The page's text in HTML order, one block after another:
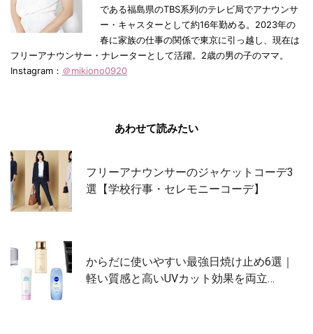
である福島県のTBS系列のテレビ局でアナウンサ
ー・キャスターとして約16年勤める。2023年の
春に家族の仕事の関係で東京に引っ越し、現在は
フリーアナウンサー・ナレーターとして活躍。2歳の男の子のママ。
Instagram： ＠mikiono0920
あわせて読みたい
フリーアナウンサーのジャケットコーデ3
選【学校行事・セレモニーコーデ】
からだに使いやすい最強日焼け止め6選｜
軽い質感と高いUVカット効果を両立…